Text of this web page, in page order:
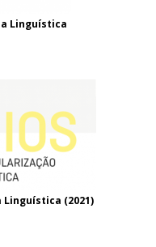
Linguística
Linguística (2021)